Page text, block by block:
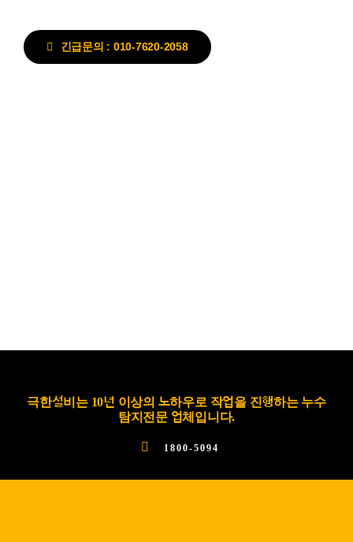
긴급문의 : 010-7620-2058
극한설비는 10년 이상의 노하우로 작업을 진행하는 누수
탐지전문 업체입니다.
1800-5094